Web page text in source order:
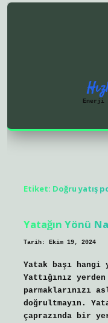
Enerji
Etiket: Doğru yatış
Yatağın Yönü
Tarih: Ekim 19, 2024
Yatak başı hangi
Yattığınız
parmaklarınızı
doğrultmayın.
çaprazında bir